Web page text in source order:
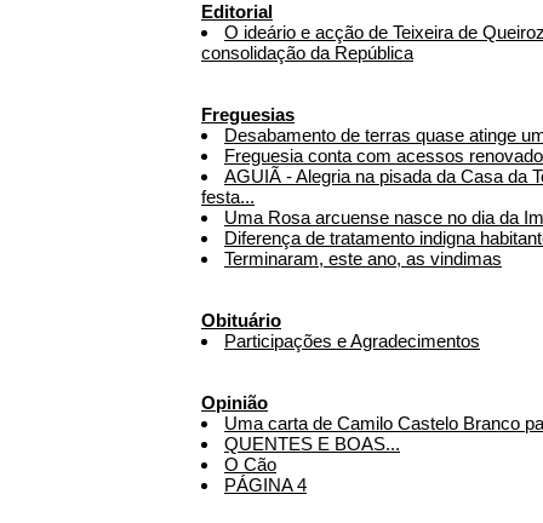
Editorial
O ideário e acção de Teixeira de
consolidação da República
Freguesias
Desabamento de terras quase atinge
Freguesia conta com acessos
AGUIÃ - Alegria na pisada da Casa da
festa...
Uma Rosa arcuense nasce no dia da
Diferença de tratamento indigna
Terminaram, este ano, as vindimas
Obituário
Participações e Agradecimentos
Opinião
Uma carta de Camilo Castelo Branco
QUENTES E BOAS...
O Cão
PÁGINA 4